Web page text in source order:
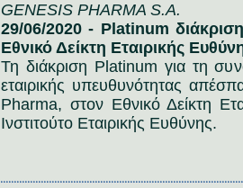
GENESIS PHARMA S.A.
29/06/2020 - Platinum
Εθνικό Δείκτη Εταιρικής
Τη διάκριση Platinum για τη
εταιρικής υπευθυνότητας
Pharma, στον Εθνικό Δείκτη
Ινστιτούτο Εταιρικής Ευθύνης.